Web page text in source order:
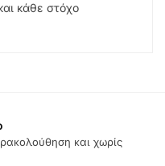
κάθε στόχο
και χωρίς